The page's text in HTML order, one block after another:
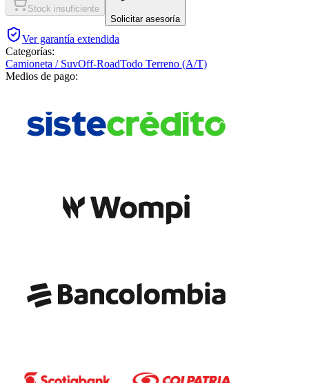
Stock insuficiente
Solicitar asesoría
Ver garantía extendida
Categorías:
Camioneta / SuvOff-RoadTodo Terreno (A/T)
Medios de pago: